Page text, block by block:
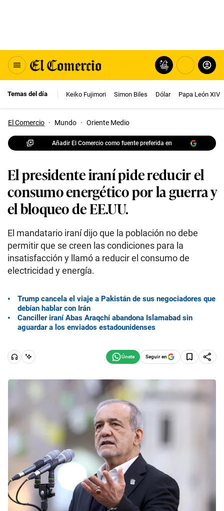
Temas del día Keiko Fujimori Simon Biles Dólar Papa León XIV
El Comercio · Mundo · Oriente Medio
Añadir El Comercio como fuente preferida en
El presidente iraní pide reducir el
consumo energético por la guerra y
el bloqueo de EE.UU.
El mandatario iraní dijo que la población no debe
permitir que se creen las condiciones para la
insatisfacción y llamó a reducir el consumo de
electricidad y energía.
Trump cancela el viaje a Pakistán de sus negociadores que
debían hablar con Irán
Canciller iraní Abas Araqchí abandona Islamabad sin
aguardar a los enviados estadounidenses
Seguir en